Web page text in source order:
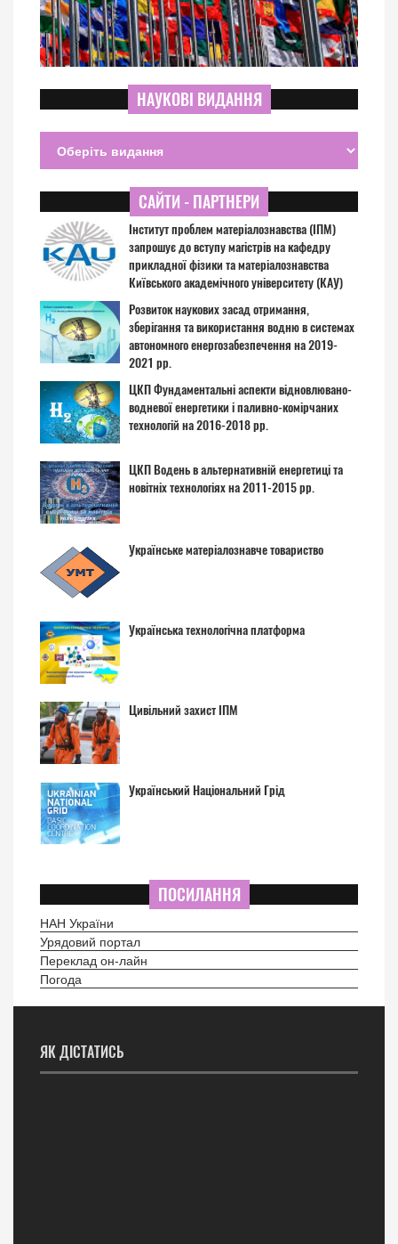
НАУКОВІ ВИДАННЯ
САЙТИ - ПАРТНЕРИ
Інститут проблем матеріалознавства (ІПМ)
запрошує до вступу магістрів на кафедру
прикладної фізики та матеріалознавства
Київського академічного університету (КАУ)
Розвиток наукових засад отримання,
зберігання та використання водню в системах
автономного енергозабезпечення на 2019-
2021 рр.
ЦКП Фундаментальні аспекти відновлювано-
водневої енергетики і паливно-комірчаних
технологій на 2016-2018 рр.
ЦКП Водень в альтернативній енергетиці та
новітніх технологіях на 2011-2015 рр.
Українське матеріалознавче товариство
Українська технологічна платформа
Цивільний захист ІПМ
Український Національний Грід
ПОСИЛАННЯ
НАН України
Урядовий портал
Переклад он-лайн
Погода
ЯК ДІСТАТИСЬ